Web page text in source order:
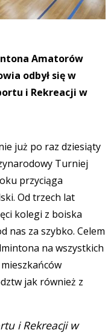
Amatorów
odbył się w
i Rekreacji w
już po raz dziesiąty
Turniej
przyciąga
Od trzech lat
kolegi z boiska
nas za szybko. Celem
na wszystkich
jak również z
i Rekreacji w